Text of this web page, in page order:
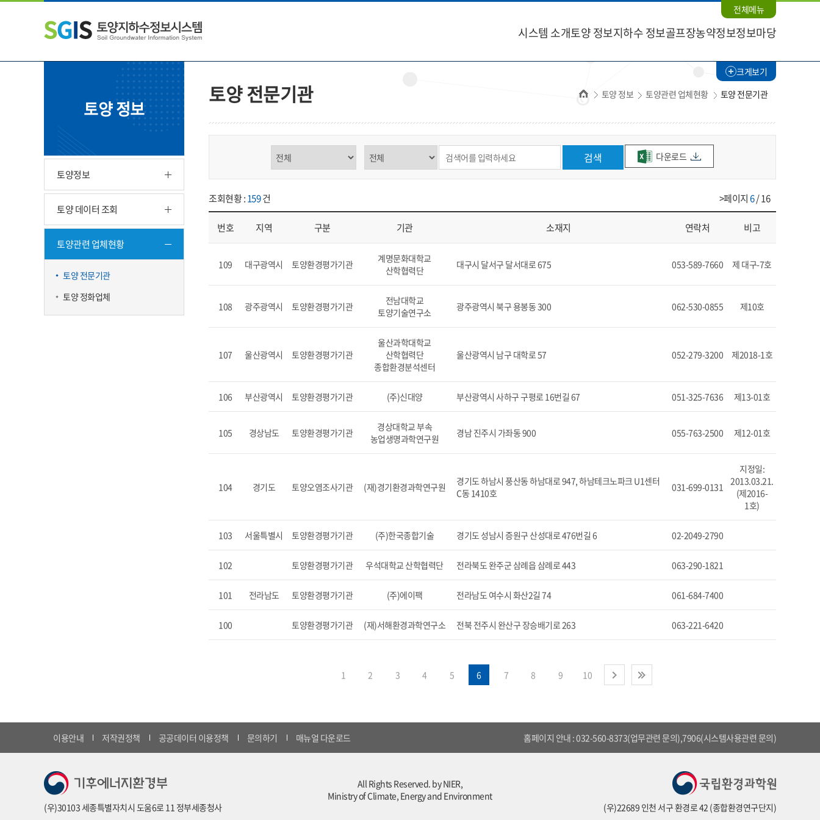
시스템 소개토양 정보지하수 정보골프장농약정보정보마당
전체메뉴
토양 정보
토양정보
토양 데이터 조회
토양관련 업체현황
토양 전문기관
토양 정화업체
토양 전문기관 홈 토양 정보 토양관련 업체현황 토양 전문기관
크게보기
검색 다운로드
조회현황 :159건 >페이지6/ 16
번호 지역 구분 기관 소재지 연락처 비고
109 대구광역시 토양환경평가기관
계명문화대학교
산학협력단
대구시 달서구 달서대로 675 053-589-7660 제 대구-7호
108 광주광역시 토양환경평가기관
전남대학교
토양기술연구소
광주광역시 북구 용봉동 300 062-530-0855 제10호
107 울산광역시 토양환경평가기관
울산과학대학교
산학협력단
종합환경분석센터
울산광역시 남구 대학로 57 052-279-3200 제2018-1호
106 부산광역시 토양환경평가기관 (주)신대양 부산광역시 사하구 구평로 16번길 67 051-325-7636 제13-01호
105 경상남도 토양환경평가기관
경상대학교 부속
농업생명과학연구원
경남 진주시 가좌동 900 055-763-2500 제12-01호
104 경기도 토양오염조사기관 (재)경기환경과학연구원
경기도 하남시 풍산동 하남대로 947, 하남테크노파크 U1센터
C동 1410호
031-699-0131
지정일:
2013.03.21.
(제2016-
1호)
103 서울특별시 토양환경평가기관 (주)한국종합기술 경기도 성남시 증원구 산성대로 476번길 6 02-2049-2790
102 토양환경평가기관 우석대학교 산학협력단 전라북도 완주군 삼례읍 삼례로 443 063-290-1821
101 전라남도 토양환경평가기관 (주)에이팩 전라남도 여수시 화산2길 74 061-684-7400
100 토양환경평가기관 (재)서해환경과학연구소 전북 전주시 완산구 장승배기로 263 063-221-6420
1 2 3 4 5 6 7 8 9 10 다음 끝
이용안내 저작권정책 공공데이터 이용정책 문의하기 매뉴얼 다운로드 홈페이지 안내 : 032-560-8373(업무관련 문의),7906(시스템사용관련 문의)
(우)30103 세종특별자치시 도움6로 11 정부세종청사
All Rights Reserved. by NIER,
Ministry of Climate, Energy and Environment
(우)22689 인천 서구 환경로 42 (종합환경연구단지)